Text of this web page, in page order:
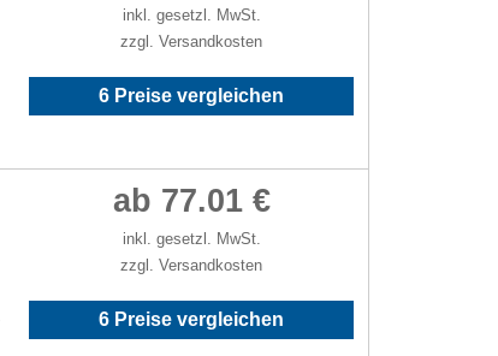
inkl. gesetzl. MwSt.
zzgl. Versandkosten
6 Preise vergleichen
ab 77.01 €
inkl. gesetzl. MwSt.
zzgl. Versandkosten
6 Preise vergleichen